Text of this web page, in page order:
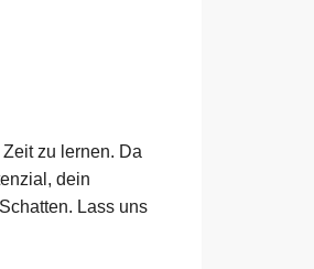
zu lernen. Da
dein
Lass uns